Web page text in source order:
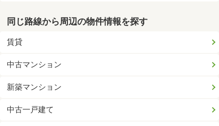
同じ路線から周辺の物件情報を探す
賃貸
中古マンション
新築マンション
中古一戸建て